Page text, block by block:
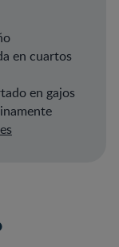
en cuartos
en gajos